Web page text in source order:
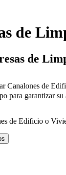
de
de
Canalones de
para garantizar
de Edificio o